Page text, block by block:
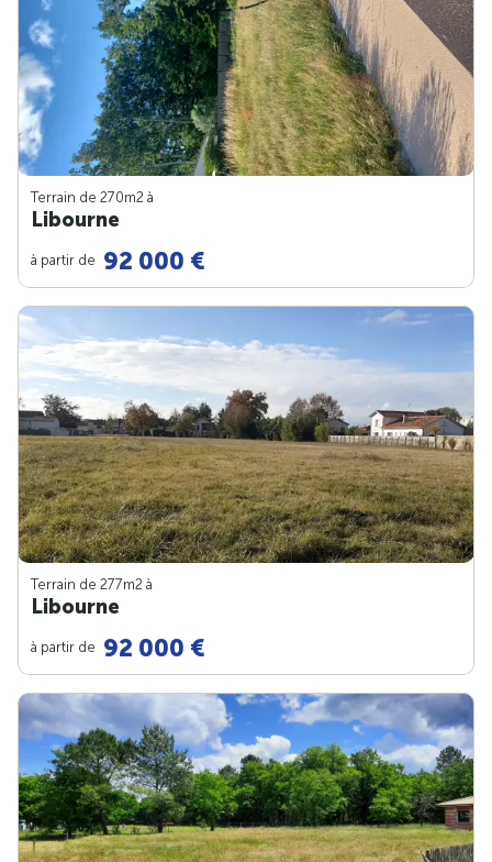
Terrain de 270m2 à
Libourne
à partir de 92 000 €
Terrain de 277m2 à
Libourne
à partir de 92 000 €